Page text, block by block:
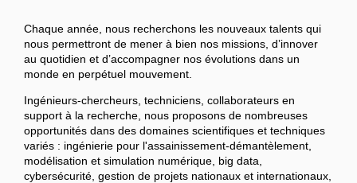
Chaque année, nous recherchons les nouveaux talents qui
nous permettront de mener à bien nos missions, d’innover
au quotidien et d’accompagner nos évolutions dans un
monde en perpétuel mouvement.
Ingénieurs-chercheurs, techniciens, collaborateurs en
support à la recherche, nous proposons de nombreuses
opportunités dans des domaines scientifiques et techniques
variés : ingénierie pour l'assainissement-démantèlement,
modélisation et simulation numérique, big data,
cybersécurité, gestion de projets nationaux et internationaux,